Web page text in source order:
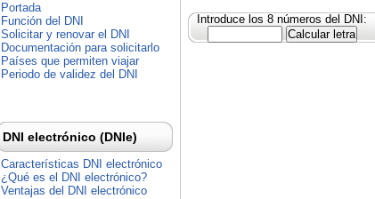
Introduce los 8 números del DNI:
Portada
Función del DNI
Solicitar y renovar el DNI
Documentación para solicitarlo
Países que permiten viajar
Periodo de validez del DNI
DNI electrónico (DNIe)
Características DNI electrónico
¿Qué es el DNI electrónico?
Ventajas del DNI electrónico